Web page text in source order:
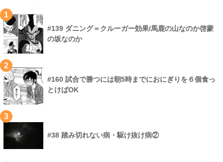
1
#139 ダニング＝クルーガー効果/馬鹿の山なのか啓蒙
の坂なのか
2
#160 試合で勝つには朝5時までにおにぎりを６個食っ
とけばOK
3
#38 踏み切れない病・駆け抜け病②